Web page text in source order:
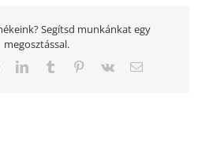
Segítsd munkánkat egy
megosztással.
LinkedInTumblr Pinterest
Vk Email: